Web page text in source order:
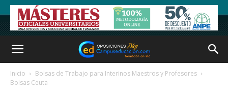
Inicio
Bolsas de Trabajo para Interinos Maestros y Profesores
Bolsas Ceuta